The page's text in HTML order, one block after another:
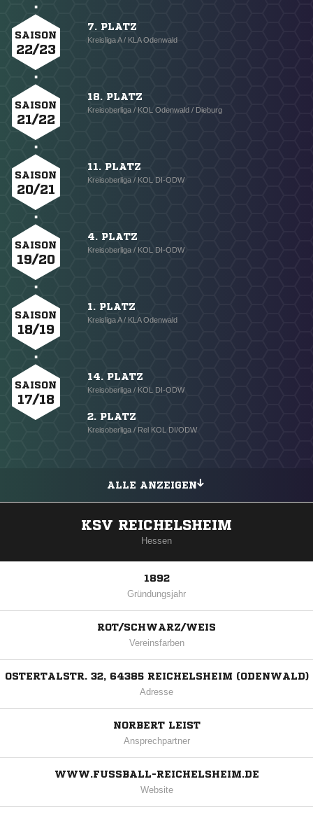
SAISON
22/23
7. PLATZ
Kreisliga A / KLA Odenwald
SAISON
21/22
18. PLATZ
Kreisoberliga / KOL Odenwald / Dieburg
SAISON
20/21
11. PLATZ
Kreisoberliga / KOL DI-ODW
SAISON
19/20
4. PLATZ
Kreisoberliga / KOL DI-ODW
SAISON
18/19
1. PLATZ
Kreisliga A / KLA Odenwald
SAISON
17/18
14. PLATZ
Kreisoberliga / KOL DI-ODW
2. PLATZ
Kreisoberliga / Rel KOL DI/ODW
ALLE ANZEIGEN
KSV REICHELSHEIM
Hessen
1892
Gründungsjahr
ROT/SCHWARZ/WEIS
Vereinsfarben
OSTERTALSTR. 32, 64385 REICHELSHEIM (ODENWALD)
Adresse
NORBERT LEIST
Ansprechpartner
WWW.FUSSBALL-REICHELSHEIM.DE
Website